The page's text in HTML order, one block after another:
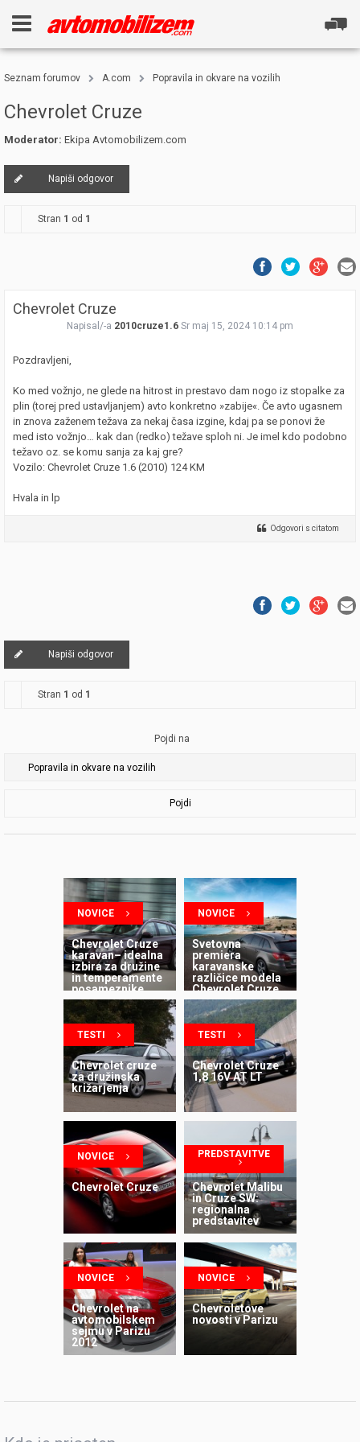
Seznam forumov A.com Popravila in okvare na vozilih
Chevrolet Cruze
Moderator: Ekipa Avtomobilizem.com
Napiši odgovor
Stran 1 od 1
Chevrolet Cruze
Napisal/-a 2010cruze1.6 Sr maj 15, 2024 10:14 pm
Pozdravljeni,
Ko med vožnjo, ne glede na hitrost in prestavo dam nogo iz stopalke za
plin (torej pred ustavljanjem) avto konkretno »zabije«. Če avto ugasnem
in znova zaženem težava za nekaj časa izgine, kdaj pa se ponovi že
med isto vožnjo… kak dan (redko) težave sploh ni. Je imel kdo podobno
težavo oz. se komu sanja za kaj gre?
Vozilo: Chevrolet Cruze 1.6 (2010) 124 KM
Hvala in lp
Odgovori s citatom
Napiši odgovor
Stran 1 od 1
Pojdi na
Pojdi
NOVICE
Chevrolet Cruze
karavan– idealna
izbira za družine
in temperamente
posameznike
NOVICE
Svetovna
premiera
karavanske
različice modela
Chevrolet Cruze
TESTI
Chevrolet cruze
za družinska
križarjenja
TESTI
Chevrolet Cruze
1,8 16V AT LT
NOVICE
Chevrolet Cruze
PREDSTAVITVE
Chevrolet Malibu
in Cruze SW:
regionalna
predstavitev
NOVICE
Chevrolet na
avtomobilskem
sejmu v Parizu
2012
NOVICE
Chevroletove
novosti v Parizu